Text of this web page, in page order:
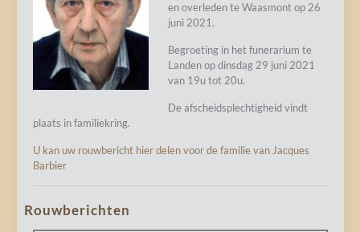
en overleden te Waasmont op 26
juni 2021.
Begroeting in het funerarium te
Landen op dinsdag 29 juni 2021
van 19u tot 20u.
De afscheidsplechtigheid vindt
plaats in familiekring.
U kan uw rouwbericht hier delen voor de familie van Jacques
Barbier
Rouwberichten